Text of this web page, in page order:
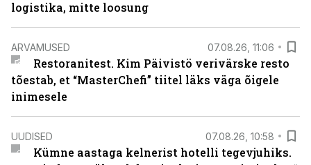
logistika, mitte loosung
ARVAMUSED 07.08.26, 11:06
Restoranitest. Kim Päivistö verivärske resto
tõestab, et “MasterChefi” tiitel läks väga õigele
inimesele
UUDISED 07.08.26, 10:58
Kümne aastaga kelnerist hotelli tegevjuhiks.